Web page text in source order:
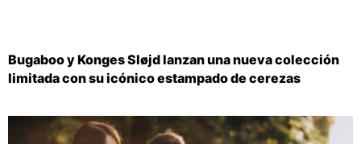
Bugaboo y Konges Sløjd lanzan una nueva colección
limitada con su icónico estampado de cerezas